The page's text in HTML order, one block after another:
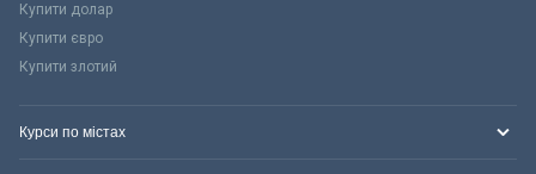
Купити долар
Купити євро
Купити злотий
Курси по містах